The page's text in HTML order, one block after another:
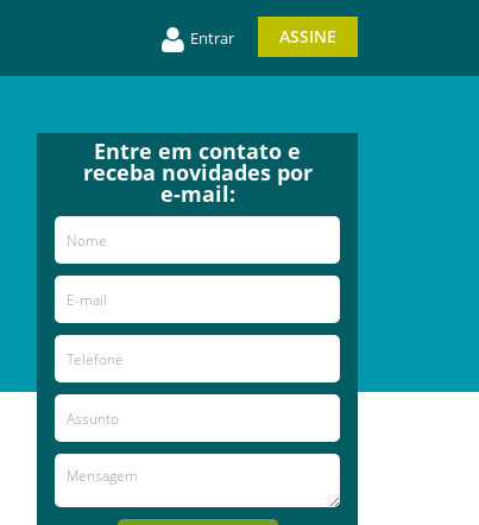
Entrar ASSINE
Entre em contato e
receba novidades por
e-mail: